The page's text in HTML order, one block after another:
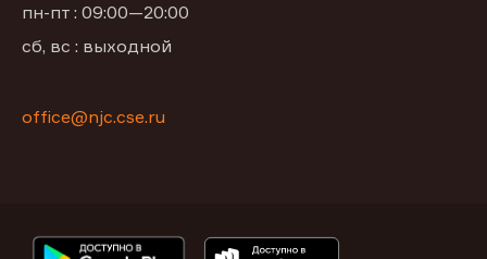
пн-пт : 09:00—20:00
сб, вс : выходной
office@njc.cse.ru